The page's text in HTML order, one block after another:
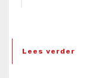
Lees verder